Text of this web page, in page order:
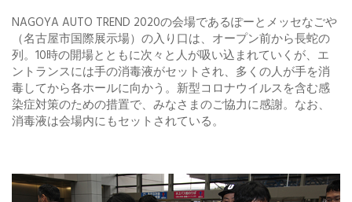
NAGOYA AUTO TREND 2020の会場であるぽーとメッセなごや
（名古屋市国際展示場）の入り口は、オープン前から長蛇の
列。10時の開場とともに次々と人が吸い込まれていくが、エ
ントランスには手の消毒液がセットされ、多くの人が手を消
毒してから各ホールに向かう。新型コロナウイルスを含む感
染症対策のための措置で、みなさまのご協力に感謝。なお、
消毒液は会場内にもセットされている。